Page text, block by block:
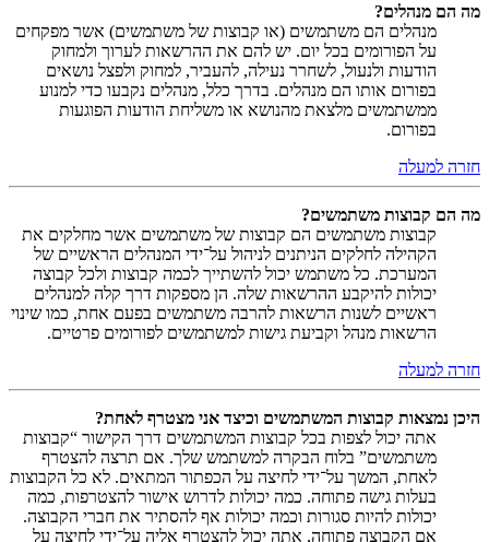
מה הם מנהלים?
מנהלים הם משתמשים (או קבוצות של משתמשים) אשר מפקחים
על הפורומים בכל יום. יש להם את ההרשאות לערוך ולמחוק
הודעות ולנעול, לשחרר נעילה, להעביר, למחוק ולפצל נושאים
בפורום אותו הם מנהלים. בדרך כלל, מנהלים נקבעו כדי למנוע
ממשתמשים מלצאת מהנושא או משליחת הודעות הפוגעות
בפורום.
חזרה למעלה
מה הם קבוצות משתמשים?
קבוצות משתמשים הם קבוצות של משתמשים אשר מחלקים את
הקהילה לחלקים הניתנים לניהול על־ידי המנהלים הראשיים של
המערכת. כל משתמש יכול להשתייך לכמה קבוצות ולכל קבוצה
יכולות להיקבע ההרשאות שלה. הן מספקות דרך קלה למנהלים
ראשיים לשנות הרשאות להרבה משתמשים בפעם אחת, כמו שינוי
הרשאות מנהל וקביעת גישות למשתמשים לפורומים פרטיים.
חזרה למעלה
היכן נמצאות קבוצות המשתמשים וכיצד אני מצטרף לאחת?
אתה יכול לצפות בכל קבוצות המשתמשים דרך הקישור “קבוצות
משתמשים” בלוח הבקרה למשתמש שלך. אם תרצה להצטרף
לאחת, המשך על־ידי לחיצה על הכפתור המתאים. לא כל הקבוצות
בעלות גישה פתוחה. כמה יכולות לדרוש אישור להצטרפות, כמה
יכולות להיות סגורות וכמה יכולות אף להסתיר את חברי הקבוצה.
אם הקבוצה פתוחה, אתה יכול להצטרף אליה על־ידי לחיצה על